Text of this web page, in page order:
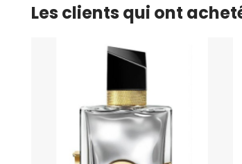
Les clients qui ont